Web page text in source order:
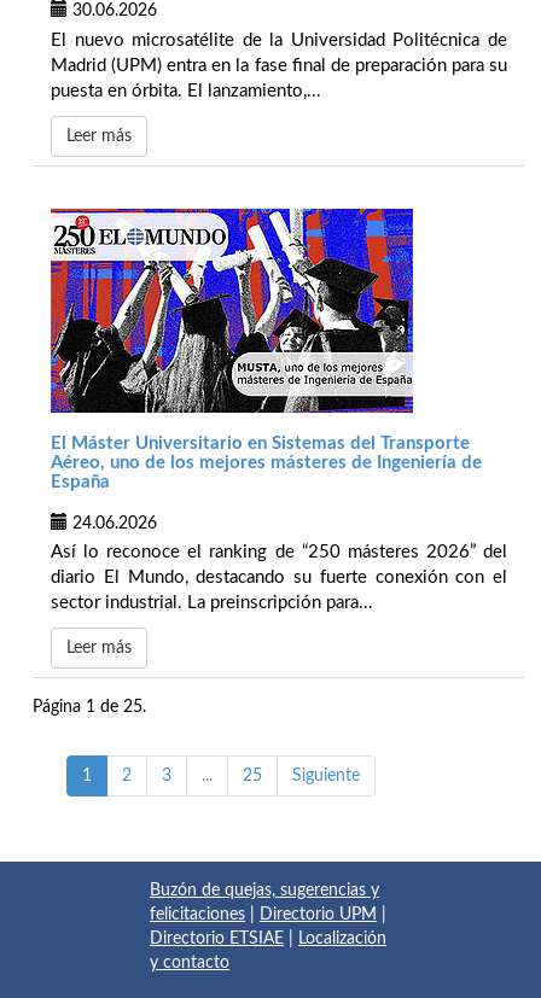
30.06.2026
El nuevo microsatélite de la Universidad Politécnica de
Madrid (UPM) entra en la fase final de preparación para su
puesta en órbita. El lanzamiento,...
Leer más
El Máster Universitario en Sistemas del Transporte
Aéreo, uno de los mejores másteres de Ingeniería de
España
24.06.2026
Así lo reconoce el ranking de “250 másteres 2026” del
diario El Mundo, destacando su fuerte conexión con el
sector industrial. La preinscripción para...
Leer más
Página 1 de 25.
1 2 3 ... 25 Siguiente
Buzón de quejas, sugerencias y
felicitaciones
Directorio UPM
Directorio ETSIAE
Localización
y contacto